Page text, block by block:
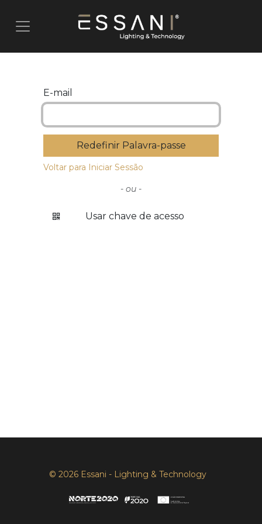
E-mail
Redefinir Palavra-passe
Voltar para Iniciar Sessão
- ou -
Usar chave de acesso
© 2026 Essani - Lighting & Technology